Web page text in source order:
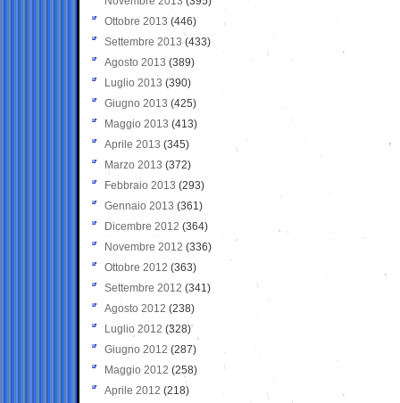
Ottobre 2013 (446)
Settembre 2013 (433)
Agosto 2013 (389)
Luglio 2013 (390)
Giugno 2013 (425)
Maggio 2013 (413)
Aprile 2013 (345)
Marzo 2013 (372)
Febbraio 2013 (293)
Gennaio 2013 (361)
Dicembre 2012 (364)
Novembre 2012 (336)
Ottobre 2012 (363)
Settembre 2012 (341)
Agosto 2012 (238)
Luglio 2012 (328)
Giugno 2012 (287)
Maggio 2012 (258)
Aprile 2012 (218)